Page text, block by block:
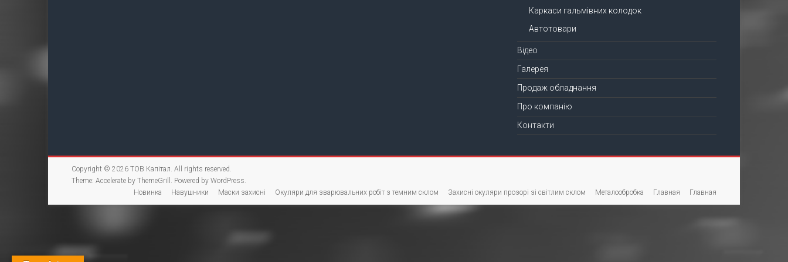
Каркаси гальмівних колодок
Автотовари
Відео
Галерея
Продаж обладнання
Про компанію
Контакти
Copyright © 2026 ТОВ Капітал. All rights reserved.
Theme: Accelerate by ThemeGrill. Powered by WordPress.
Новинка
Навушники Маски захисні Окуляри для зварювальних робіт з темним склом Захисні окуляри прозорі зі світлим склом Металообробка Главная Главная